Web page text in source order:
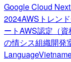
Google Cloud Next
2024AWSトレン
ートAWS認定（資
の情シス組織開発
Language